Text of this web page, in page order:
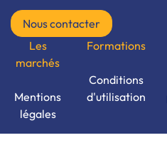
Nous contacter
Les
marchés
Mentions
légales
Formations
Conditions
d'utilisation